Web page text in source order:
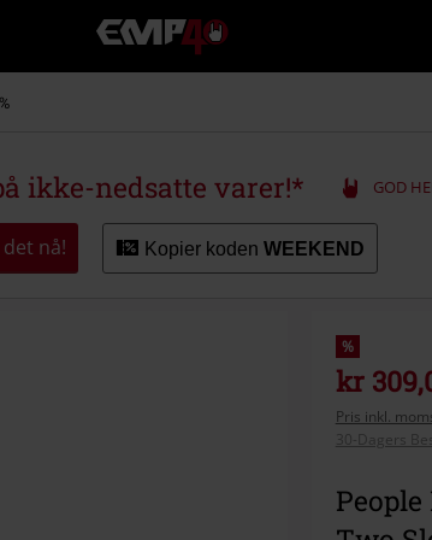
EMP
-
Musikk,
merch
Alternativ
mote
ikke-nedsatte varer!* GOD
det nå! Kopier koden WEEKEND
%
kr
Pris inkl.
30-Dagers